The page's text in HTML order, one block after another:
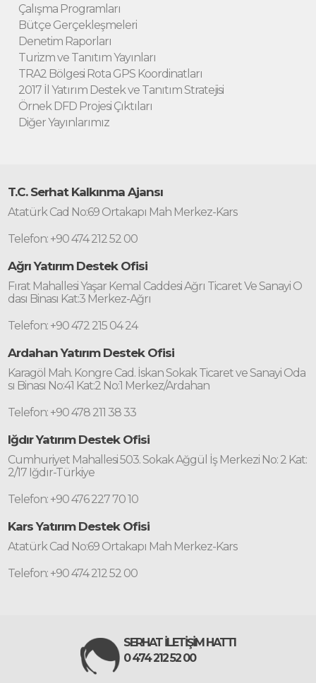
Çalışma Programları
Bütçe Gerçekleşmeleri
Denetim Raporları
Turizm ve Tanıtım Yayınları
TRA2 Bölgesi Rota GPS Koordinatları
2017 İl Yatırım Destek ve Tanıtım Stratejisi
Örnek DFD Projesi Çıktıları
Diğer Yayınlarımız
T.C. Serhat Kalkınma Ajansı
Atatürk Cad No:69 Ortakapı Mah Merkez-Kars
Telefon: +90 474 212 52 00
Ağrı Yatırım Destek Ofisi
Fırat Mahallesi Yaşar Kemal Caddesi Ağrı Ticaret Ve Sanayi O
dası Binası Kat:3 Merkez-Ağrı
Telefon: +90 472 215 04 24
Ardahan Yatırım Destek Ofisi
Karagöl Mah. Kongre Cad. İskan Sokak Ticaret ve Sanayi Oda
sı Binası No:41 Kat:2 No:1 Merkez/Ardahan
Telefon: +90 478 211 38 33
Iğdır Yatırım Destek Ofisi
Cumhuriyet Mahallesi 503. Sokak Ağgül İş Merkezi No: 2 Kat:
2/17 Iğdır-Türkiye
Telefon: +90 476 227 70 10
Kars Yatırım Destek Ofisi
Atatürk Cad No:69 Ortakapı Mah Merkez-Kars
Telefon: +90 474 212 52 00
SERHAT İLETİŞİM HATTI
0 474 212 52 00